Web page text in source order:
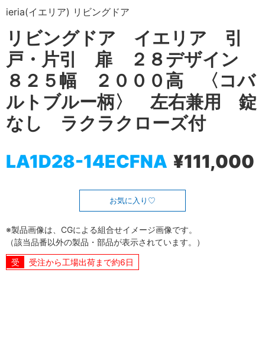
ieria(イエリア) リビングドア
リビングドア イエリア 引
戸・片引 扉 ２８デザイン
８２５幅 ２０００高 〈コバ
ルトブルー柄〉 左右兼用 錠
なし ラクラクローズ付
LA1D28-14ECFNA ¥111,000
お気に入り
※製品画像は、CGによる組合せイメージ画像です。
（該当品番以外の製品・部品が表示されています。）
受注から工場出荷まで約6日